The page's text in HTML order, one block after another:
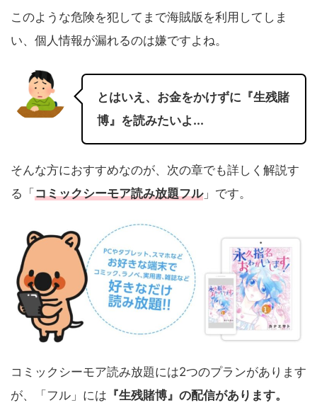
このような危険を犯してまで海賊版を利用してしま
い、個人情報が漏れるのは嫌ですよね。
とはいえ、お金をかけずに『生残賭
博』を読みたいよ...
そんな方におすすめなのが、次の章でも詳しく解説す
る「 コミックシーモア読み放題フル」です。
コミックシーモア読み放題には2つのプランがあります
が、「フル」には 『生残賭博』の配信があります。